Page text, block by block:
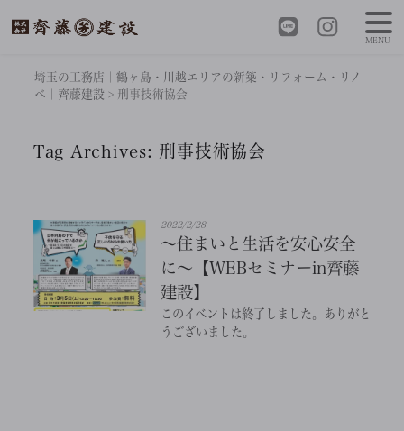
埼玉の工務店｜鶴ヶ島・川越エリアの新築・リフォーム・リノ
ベ｜齊藤建設 > 刑事技術協会
Tag Archives: 刑事技術協会
2022/2/28
～住まいと生活を安心安全
に～【WEBセミナーin齊藤
建設】
このイベントは終了しました。ありがと
うございました。
MENU